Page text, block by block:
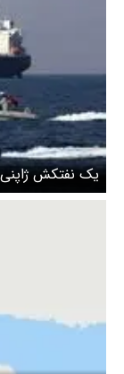
یک نفتکش ژاپنی